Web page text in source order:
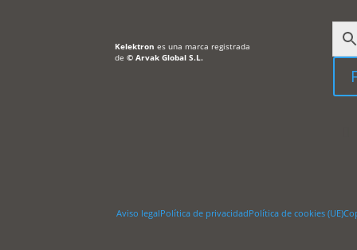
Kelektron es una marca registrada
de© Arvak Global S.L.
Aviso legalPolítica de privacidadPolítica de cookies (UE)